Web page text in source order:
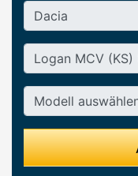
Hersteller
Baureihe
Modell